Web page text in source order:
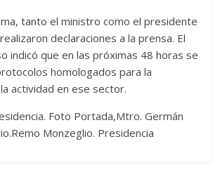
tanto el ministro como el presidente
declaraciones a la prensa. El
indicó que en las próximas 48 horas se
homologados para la
actividad en ese sector.
Foto Portada,Mtro. Germán
Monzeglio. Presidencia